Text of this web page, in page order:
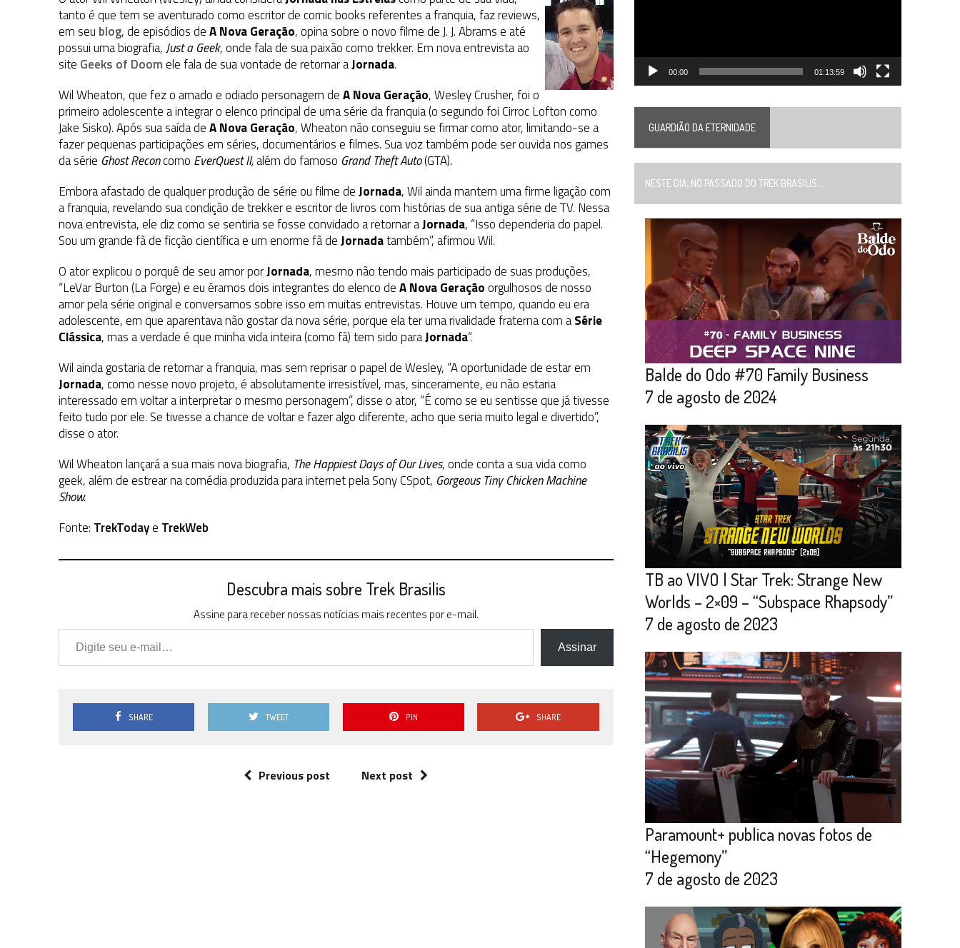
31 DE JULHO DE 2026 GRANDES JORNADAS | QUATRO EPISÓDIOS DESTAR TREKSOBRE DIFERENTES PONTOS DE VISTA
31 DE JULHO DE 2026 | BOX DELUXE DO ANO 5 DA COLEÇÃO TREK BRASILISJÁ DISPONÍVEL EM PRÉ-VENDA!
6 DE AGOSTO DE 2026 | NOVA TEMPORADA DETHE CENTER SEAT, SÉRIE DOCUMENTAL DESTAR TREK, CHEGA EM 8 DE SETEMBRO
tanto é que tem se aventurado como escritor de comic books referentes a franquia, faz reviews,
em seu blog, de episódios deA Nova Geração, opina sobre o novo filme de J. J. Abrams e até
possui uma biografia,Just a Geek, onde fala de sua paixão como trekker. Em nova entrevista ao
site Geeks of Doomele fala de sua vontade de retornar aJornada.
Wil Wheaton, que fez o amado e odiado personagem deA Nova Geração, Wesley Crusher, foi o
primeiro adolescente a integrar o elenco principal de uma série da franquia (o segundo foi Cirroc Lofton como
Jake Sisko). Após sua saída deA Nova Geração, Wheaton não conseguiu se firmar como ator, limitando-se a
fazer pequenas participações em séries, documentários e filmes. Sua voz também pode ser ouvida nos games
da série Ghost Reconcomo EverQuest II,além do famoso Grand Theft Auto(GTA).
Embora afastado de qualquer produção de série ou filme deJornada, Wil ainda mantem uma firme ligação com
a franquia, revelando sua condição de trekker e escritor de livros com histórias de sua antiga série de TV. Nessa
nova entrevista, ele diz como se sentiria se fosse convidado a retornar aJornada, “Isso dependeria do papel.
Sou um grande fã de ficção científica e um enorme fã deJornadatambém”, afirmou Wil.
O ator explicou o porquê de seu amor porJornada, mesmo não tendo mais participado de suas produções,
“LeVar Burton (La Forge) e eu éramos dois integrantes do elenco deA Nova Geraçãoorgulhosos de nosso
amor pela série original e conversamos sobre isso em muitas entrevistas. Houve um tempo, quando eu era
adolescente, em que aparentava não gostar da nova série, porque ela ter uma rivalidade fraterna com aSérie
Clássica, mas a verdade é que minha vida inteira (como fã) tem sido paraJornada“.
Wil ainda gostaria de retornar a franquia, mas sem reprisar o papel de Wesley, “A oportunidade de estar em
Jornada, como nesse novo projeto, é absolutamente irresistível, mas, sinceramente, eu não estaria
interessado em voltar a interpretar o mesmo personagem”, disse o ator, “É como se eu sentisse que já tivesse
feito tudo por ele. Se tivesse a chance de voltar e fazer algo diferente, acho que seria muito legal e divertido”,
disse o ator.
Wil Wheaton lançará a sua mais nova biografia, The Happiest Days of Our Lives, onde conta a sua vida como
geek, além de estrear na comédia produzida para internet pela Sony CSpot, Gorgeous Tiny Chicken Machine
Show.
Fonte: TrekTodaye TrekWeb
Descubra mais sobre Trek Brasilis
Assine para receber nossas notícias mais recentes por e-mail.
Digite seu e-mail…
Assinar
SHARE TWEET PIN SHARE
Previous post Next post
00:00 01:13:59
GUARDIÃO DA ETERNIDADE
NESTE DIA, NO PASSADO DO TREK BRASILIS...
Balde do Odo #70 Family Business
7 de agosto de 2024
TB ao VIVO | Star Trek: Strange New
Worlds – 2×09 – “Subspace Rhapsody”
7 de agosto de 2023
Paramount+ publica novas fotos de
“Hegemony”
7 de agosto de 2023